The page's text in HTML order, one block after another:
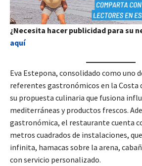
¿Necesita hacer publicidad para su
aquí
Eva Estepona, consolidado como uno
referentes gastronómicos en la Costa
su propuesta culinaria que fusiona
mediterráneas y productos frescos.
gastronómica, el restaurante cuenta
metros cuadrados de instalaciones,
infinita, hamacas sobre la arena,
con servicio personalizado.